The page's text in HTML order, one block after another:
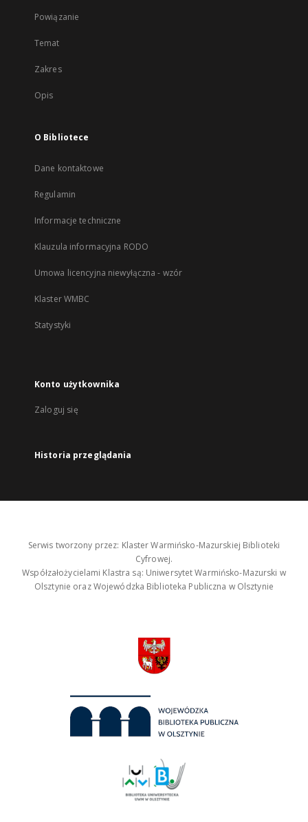
Powiązanie
Temat
Zakres
Opis
O Bibliotece
Dane kontaktowe
Regulamin
Informacje techniczne
Klauzula informacyjna RODO
Umowa licencyjna niewyłączna - wzór
Klaster WMBC
Statystyki
Konto użytkownika
Zaloguj się
Historia przeglądania
Serwis tworzony przez: Klaster Warmińsko-Mazurskiej Biblioteki
Cyfrowej.
Współzałożycielami Klastra są: Uniwersytet Warmińsko-Mazurski w
Olsztynie oraz Wojewódzka Biblioteka Publiczna w Olsztynie